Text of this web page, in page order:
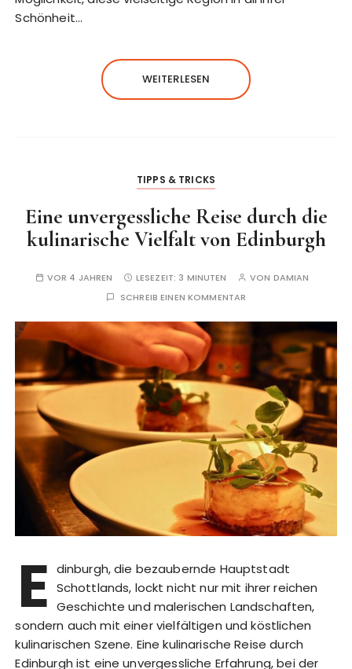
Schönheit…
WEITERLESEN
TIPPS & TRICKS
Eine unvergessliche Reise durch die
kulinarische Vielfalt von Edinburgh
VOR 4 JAHREN LESEZEIT: 3 MINUTEN VON DAMIAN
SCHREIB EINEN KOMMENTAR
E dinburgh, die bezaubernde Hauptstadt
Schottlands, lockt nicht nur mit ihrer reichen
Geschichte und malerischen Landschaften,
sondern auch mit einer vielfältigen und köstlichen
kulinarischen Szene. Eine kulinarische Reise durch
Edinburgh ist eine unvergessliche Erfahrung, bei der